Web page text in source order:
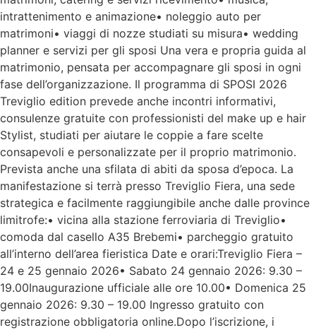
intrattenimento e animazione• noleggio auto per
matrimoni• viaggi di nozze studiati su misura• wedding
planner e servizi per gli sposi Una vera e propria guida al
matrimonio, pensata per accompagnare gli sposi in ogni
fase dell’organizzazione. Il programma di SPOSI 2026
Treviglio edition prevede anche incontri informativi,
consulenze gratuite con professionisti del make up e hair
Stylist, studiati per aiutare le coppie a fare scelte
consapevoli e personalizzate per il proprio matrimonio.
Prevista anche una sfilata di abiti da sposa d’epoca. La
manifestazione si terrà presso Treviglio Fiera, una sede
strategica e facilmente raggiungibile anche dalle province
limitrofe:• vicina alla stazione ferroviaria di Treviglio•
comoda dal casello A35 Brebemi• parcheggio gratuito
all’interno dell’area fieristica Date e orari:Treviglio Fiera –
24 e 25 gennaio 2026• Sabato 24 gennaio 2026: 9.30 –
19.00Inaugurazione ufficiale alle ore 10.00• Domenica 25
gennaio 2026: 9.30 – 19.00 Ingresso gratuito con
registrazione obbligatoria online.Dopo l’iscrizione, i